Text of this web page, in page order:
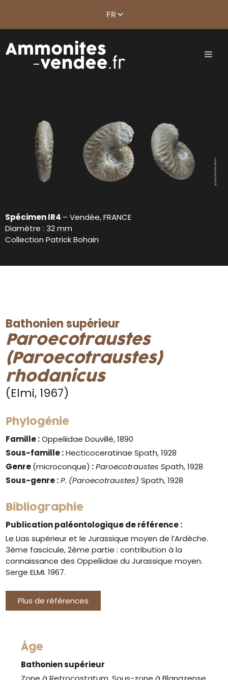
Spécimen IR4 – Vendée, FRANCE
Diamètre : 32 mm
Collection Patrick Bohain
Bathonien supérieur
Paroecotraustes
(Paroecotraustes)
rhodanicus
(Elmi, 1967)
Phylogénie
Famille :Oppeliidae Douvillé, 1890
Sous-famille :Hecticoceratinae Spath, 1928
Genre(microconque) : Paroecotraustes Spath, 1928
Sous-genre : P. (Paroecotraustes)Spath, 1928
Bibliographie
Publication paléontologique de référence :
Le Lias supérieur et le Jurassique moyen de l’Ardèche.
3ème fascicule, 2ème partie : contribution à la
connaissance des Oppeliidae du Jurassique moyen.
Serge ELMI. 1967.
Plus de références
Âge
Bathonien supérieur